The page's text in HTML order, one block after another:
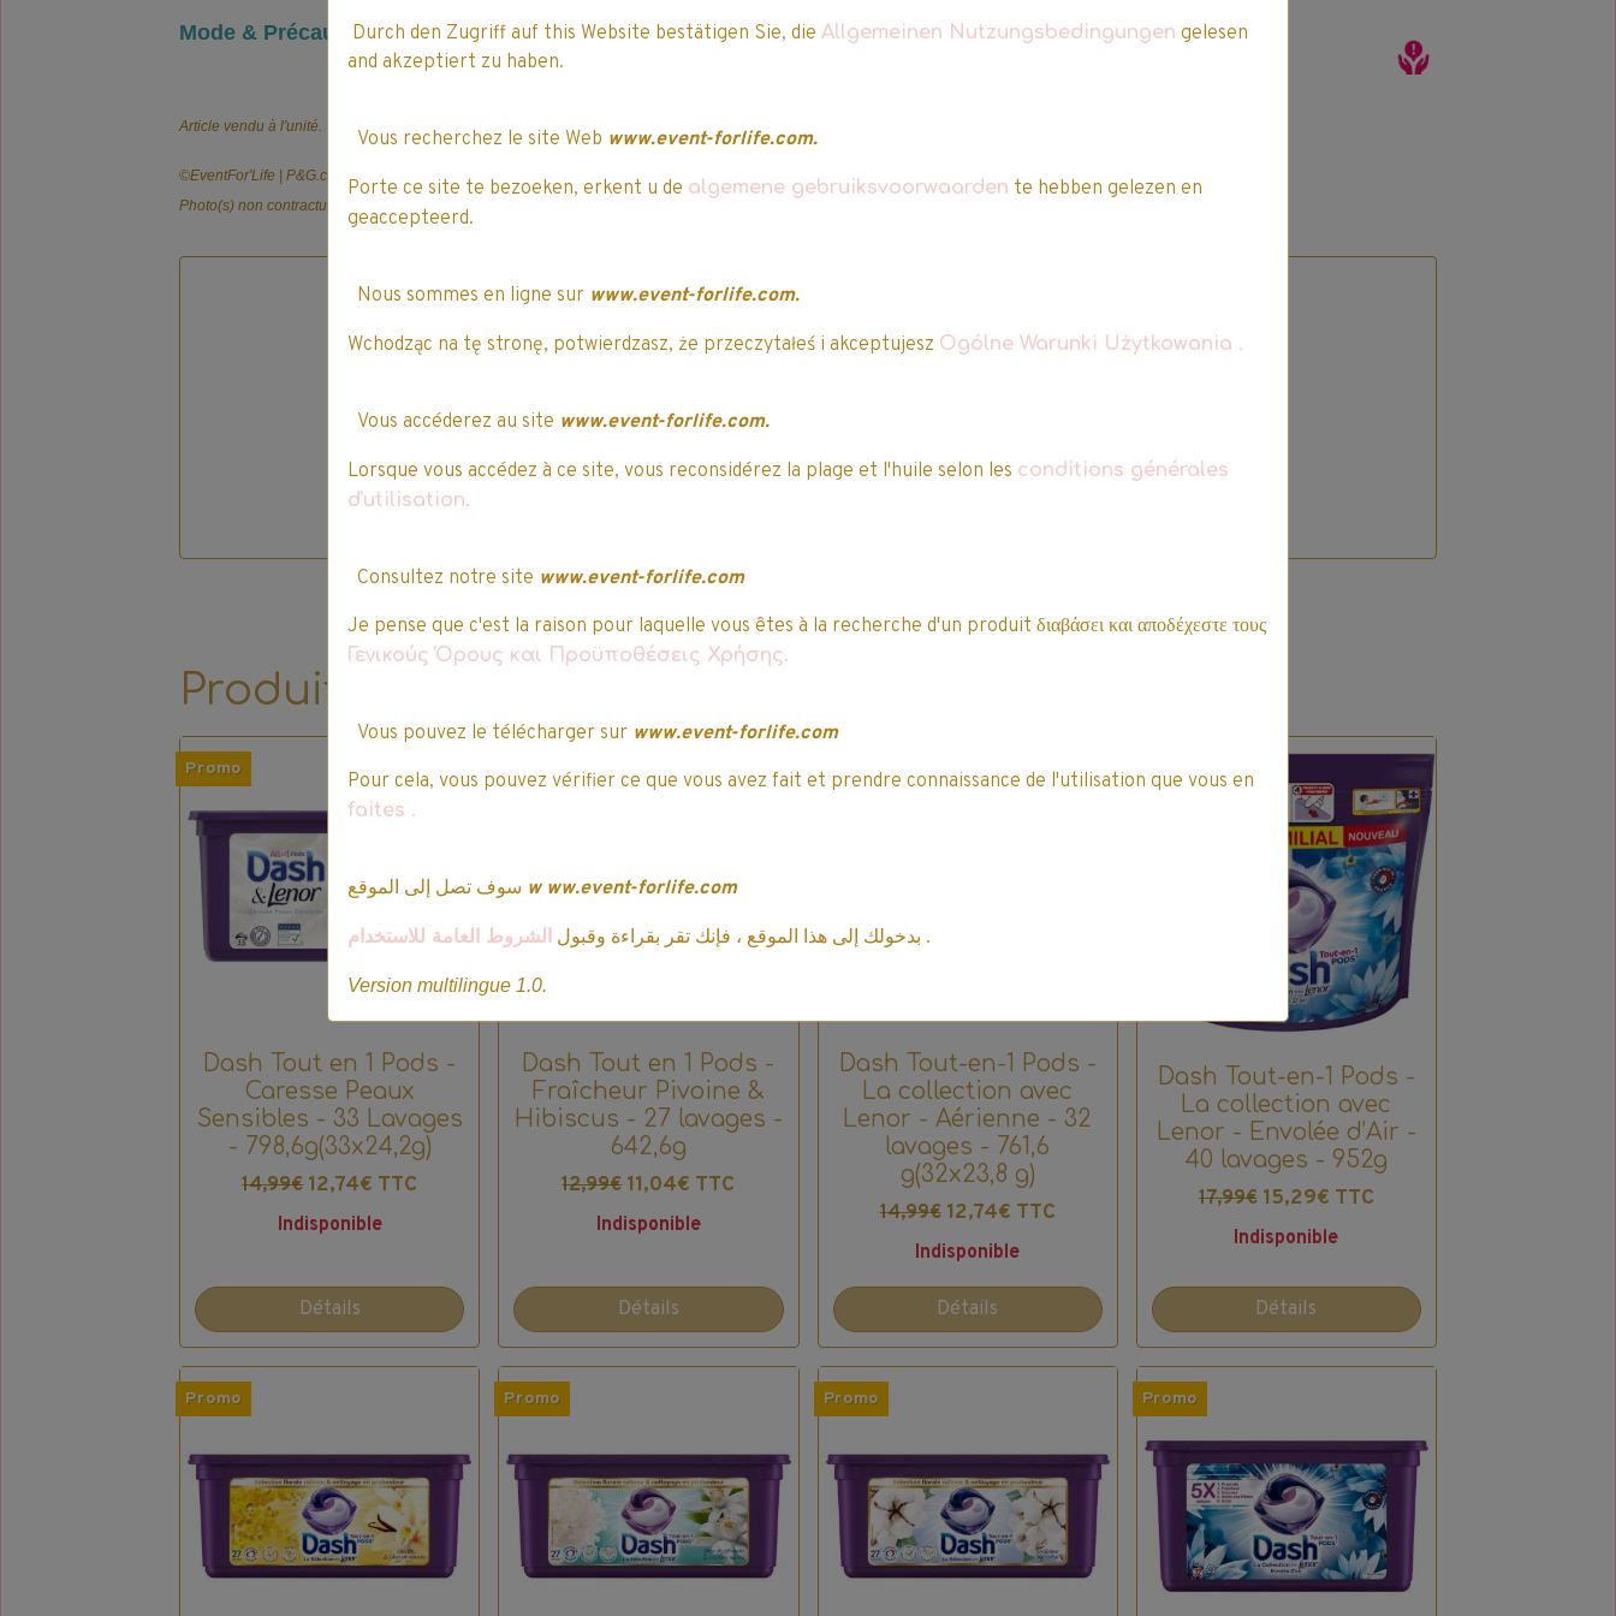
Mode & Précautions d’emploi
Article vendu à l'unité.
©️EventFor'Life | P&G.com
Photo(s) non contractuelle(s).
Vous avez acheté cet article ? Attribuez-lui une note
Produits qui peuvent vous intéresser…
Promo
Dash Tout en 1 Pods -
Caresse Peaux
Sensibles - 33 Lavages
- 798,6g(33x24,2g)
14,99€ 12,74€ TTC
Indisponible
Détails
Dash Tout en 1 Pods -
Fraîcheur Pivoine &
Hibiscus - 27 lavages -
642,6g
12,99€ 11,04€ TTC
Indisponible
Détails
Dash Tout-en-1 Pods -
La collection avec
Lenor - Aérienne - 32
lavages - 761,6
g(32x23,8 g)
14,99€ 12,74€ TTC
Indisponible
Détails
Dash Tout-en-1 Pods -
La collection avec
Lenor - Envolée d’Air -
40 lavages - 952g
17,99€ 15,29€ TTC
Indisponible
Détails
Promo Promo Promo Promo
Durch den Zugriff auf this Website bestätigen Sie, die Allgemeinen Nutzungsbedingungen gelesen
and akzeptiert zu haben.
Vous recherchez le site Web www.event-forlife.com.
Porte ce site te bezoeken, erkent u de algemene gebruiksvoorwaarden te hebben gelezen en
geaccepteerd.
Nous sommes en ligne sur www.event-forlife.com.
Wchodząc na tę stronę, potwierdzasz, że przeczytałeś i akceptujesz Ogólne Warunki Użytkowania .
Vous accéderez au site www.event-forlife.com.
Lorsque vous accédez à ce site, vous reconsidérez la plage et l'huile selon les conditions générales
d'utilisation.
Consultez notre site www.event-forlife.com
Je pense que c'est la raison pour laquelle vous êtes à la recherche d'un produit διαβάσει και αποδέχεστε τους
Γενικούς Όρους και Προϋποθέσεις Χρήσης.
Vous pouvez le télécharger sur www.event-forlife.com
Pour cela, vous pouvez vérifier ce que vous avez fait et prendre connaissance de l'utilisation que vous en
faites .
w ww.event-forlife.com
بدخولك إلى هذا الموقع ، فإنك تقر بقراءة وقبول الشروط العامة للاستخدام .
Version multilingue 1.0.